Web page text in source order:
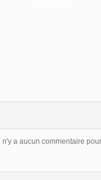
Il n'y a aucun commentaire